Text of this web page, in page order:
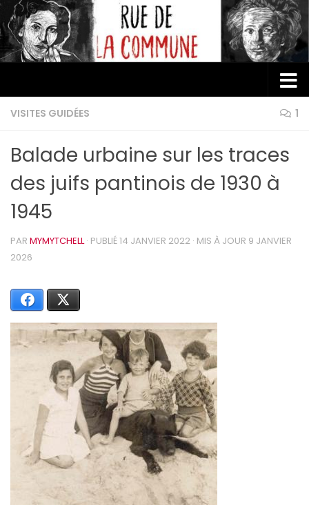
Au dessous du contenu
VISITES GUIDÉES 1
Balade urbaine sur les traces
des juifs pantinois de 1930 à
1945
PAR MYMYTCHELL · PUBLIÉ14 JANVIER 2022 · MIS À JOUR 9 JANVIER
2026
Facebook